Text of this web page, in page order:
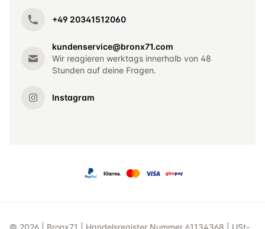
+49 20341512060
kundenservice@bronx71.com
Wir reagieren werktags innerhalb von 48
Stunden auf deine Fragen.
Instagram
© 2026 | Bronx71 | Handelsregister Nummer 61134368 | USt-